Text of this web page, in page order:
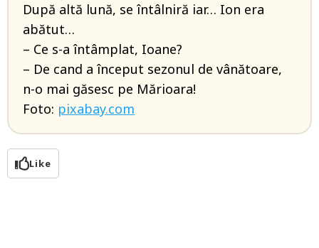
După altă lună, se întâlniră iar… Ion era
abătut…
– Ce s-a întâmplat, Ioane?
– De cand a început sezonul de vânătoare,
n-o mai găsesc pe Mărioara!
Foto: pixabay.com
Like